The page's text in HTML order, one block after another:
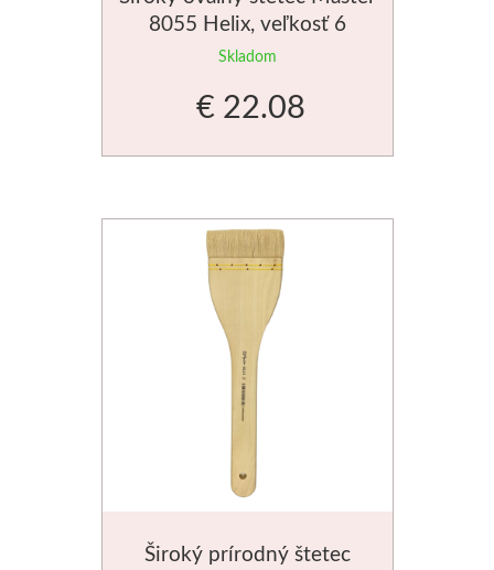
8055 Helix, veľkosť 6
Skladom
€ 22.08
Široký prírodný štetec